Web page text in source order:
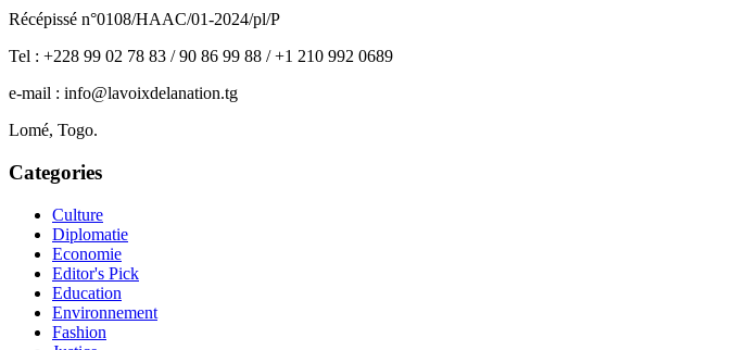
Récépissé n°0108/HAAC/01-2024/pl/P
Tel : +228 99 02 78 83 / 90 86 99 88 / +1 210 992 0689
e-mail : info@lavoixdelanation.tg
Lomé, Togo.
Categories
Culture
Diplomatie
Economie
Editor's Pick
Education
Environnement
Fashion